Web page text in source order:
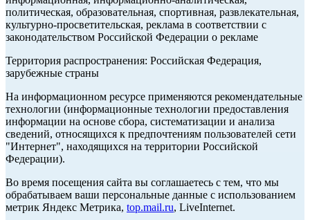
политическая, образовательная, спортивная, развлекательная,
культурно-просветительская, реклама в соответствии с
законодательством Российской Федерации о рекламе
Территория распространения: Российская Федерация,
зарубежные страны
На информационном ресурсе применяются рекомендательные
технологии (информационные технологии предоставления
информации на основе сбора, систематизации и анализа
сведений, относящихся к предпочтениям пользователей сети
"Интернет", находящихся на территории Российской
Федерации).
Во время посещения сайта вы соглашаетесь с тем, что мы
обрабатываем ваши персональные данные с использованием
метрик Яндекс Метрика, top.mail.ru, LiveInternet.